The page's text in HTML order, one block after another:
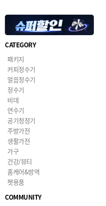
이달의혜택
CATEGORY
패키지
커피정수기
얼음정수기
정수기
비데
연수기
공기청정기
주방가전
생활가전
가구
건강/뷰티
홈케어&방역
펫용품
COMMUNITY